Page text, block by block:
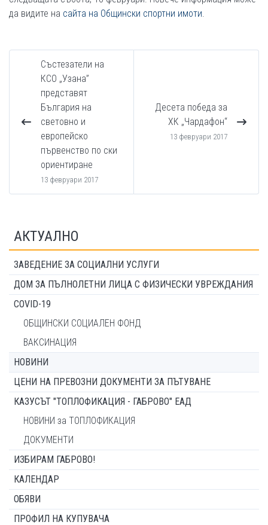
да видите на сайта на Общински спортни имоти
Състезатели на
КСО „Узана”
представят
България на
световно и
европейско
първенство по ски
ориентиране
13 февруари 2017
Десета победа за
ХК „Чардафон“
13 февруари 2017
АКТУАЛНО
ЗАВЕДЕНИЕ ЗА СОЦИАЛНИ УСЛУГИ
ДОМ ЗА ПЪЛНОЛЕТНИ ЛИЦА С ФИЗИЧЕСКИ УВРЕЖДАНИЯ
COVID-19
ОБЩИНСКИ СОЦИАЛЕН ФОНД
ВАКСИНАЦИЯ
НОВИНИ
ЦЕНИ НА ПРЕВОЗНИ ДОКУМЕНТИ ЗА ПЪТУВАНЕ
КАЗУСЪТ "ТОПЛОФИКАЦИЯ - ГАБРОВО" ЕАД
НОВИНИ за ТОПЛОФИКАЦИЯ
ДОКУМЕНТИ
ИЗБИРАМ ГАБРОВО!
КАЛЕНДАР
ОБЯВИ
ПРОФИЛ НА КУПУВАЧА